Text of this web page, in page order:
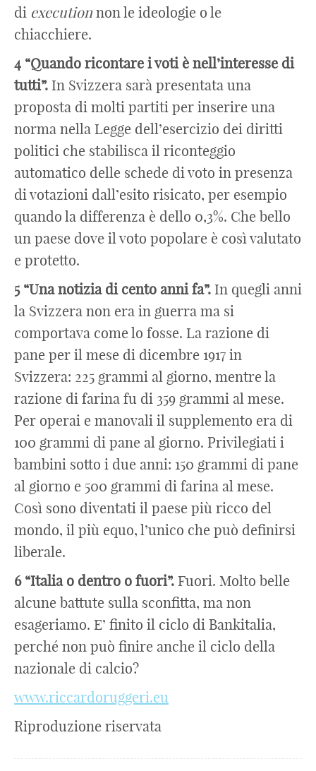
di executionnon le ideologie o le
chiacchiere.
4 “Quando ricontare i voti è nell’interesse di
tutti”. In Svizzera sarà presentata una
proposta di molti partiti per inserire una
norma nella Legge dell’esercizio dei diritti
politici che stabilisca il riconteggio
automatico delle schede di voto in presenza
di votazioni dall’esito risicato, per esempio
quando la differenza è dello 0,3%. Che bello
un paese dove il voto popolare è così valutato
e protetto.
5 “Una notizia di cento anni fa”. In quegli anni
la Svizzera non era in guerra ma si
comportava come lo fosse. La razione di
pane per il mese di dicembre 1917 in
Svizzera: 225 grammi al giorno, mentre la
razione di farina fu di 359 grammi al mese.
Per operai e manovali il supplemento era di
100 grammi di pane al giorno. Privilegiati i
bambini sotto i due anni: 150 grammi di pane
al giorno e 500 grammi di farina al mese.
Così sono diventati il paese più ricco del
mondo, il più equo, l’unico che può definirsi
liberale.
6 “Italia o dentro o fuori”. Fuori. Molto belle
alcune battute sulla sconfitta, ma non
esageriamo. E’ finito il ciclo di Bankitalia,
perché non può finire anche il ciclo della
nazionale di calcio?
www.riccardoruggeri.eu
Riproduzione riservata